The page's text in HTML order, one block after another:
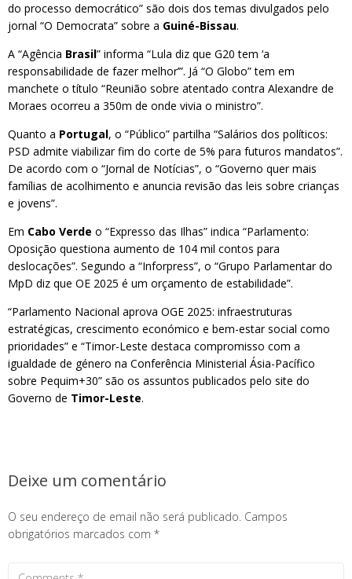
do processo democrático” são dois dos temas divulgados pelo
jornal “O Democrata” sobre a Guiné-Bissau.
A “Agência Brasil” informa “Lula diz que G20 tem ‘a
responsabilidade de fazer melhor’”. Já “O Globo” tem em
manchete o título “Reunião sobre atentado contra Alexandre de
Moraes ocorreu a 350m de onde vivia o ministro”.
Quanto a Portugal, o “Público” partilha “Salários dos políticos:
PSD admite viabilizar fim do corte de 5% para futuros mandatos”.
De acordo com o “Jornal de Notícias”, o “Governo quer mais
famílias de acolhimento e anuncia revisão das leis sobre crianças
e jovens”.
Em Cabo Verde o “Expresso das Ilhas” indica “Parlamento:
Oposição questiona aumento de 104 mil contos para
deslocações”. Segundo a “Inforpress”, o “Grupo Parlamentar do
MpD diz que OE 2025 é um orçamento de estabilidade”.
“Parlamento Nacional aprova OGE 2025: infraestruturas
estratégicas, crescimento económico e bem-estar social como
prioridades” e “Timor-Leste destaca compromisso com a
igualdade de género na Conferência Ministerial Ásia-Pacífico
sobre Pequim+30” são os assuntos publicados pelo site do
Governo de Timor-Leste.
Deixe um comentário
O seu endereço de email não será publicado. Campos
obrigatórios marcados com *